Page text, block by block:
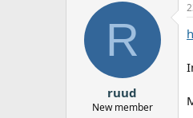
m
R
ruud
New member